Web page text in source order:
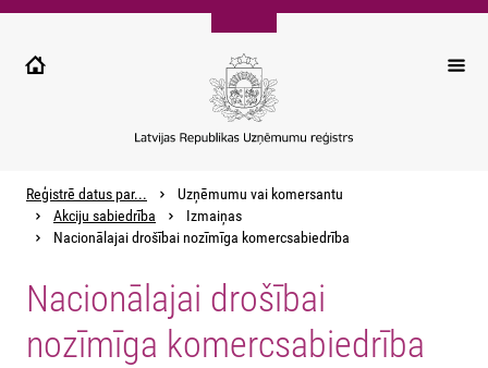
Pārlekt
galveno
Reģistrē datus par...
Uzņēmumu vai komersantu
Akciju sabiedrība
Izmaiņas
Nacionālajai drošībai nozīmīga komercsabiedrība
Nacionālajai drošībai
nozīmīga komercsabiedrība